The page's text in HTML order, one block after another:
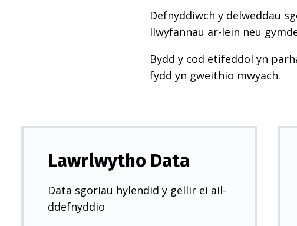
Defnyddiwch y delweddau
llwyfannau ar-lein neu
Bydd y cod etifeddol yn
fydd yn gweithio mwyach.
Lawrlwytho Data
Data sgoriau hylendid y gellir ei ail-
ddefnyddio